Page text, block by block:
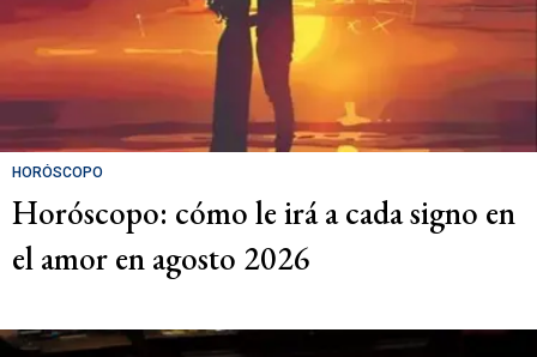
HORÓSCOPO
Horóscopo: cómo le irá a cada signo en
el amor en agosto 2026